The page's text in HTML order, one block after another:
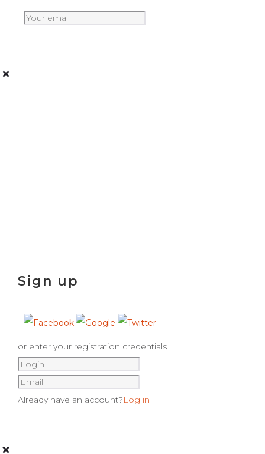
Sign up
or enter your registration credentials
Already have an account?Log in